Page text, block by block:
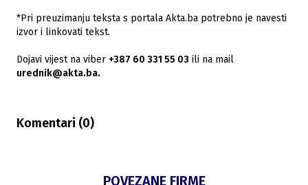
*Pri preuzimanju teksta s portala Akta.ba potrebno je navesti
izvor i linkovati tekst.
Dojavi vijest na viber +387 60 331 55 03 ili na mail
urednik@akta.ba.
Komentari (0)
POVEZANE FIRME